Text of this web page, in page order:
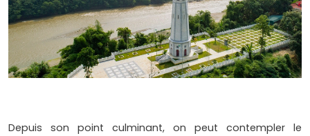
Depuis son point culminant, on peut contempler le